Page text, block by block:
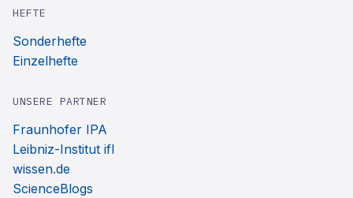
HEFTE
Sonderhefte
Einzelhefte
UNSERE PARTNER
Fraunhofer IPA
Leibniz-Institut ifl
wissen.de
ScienceBlogs